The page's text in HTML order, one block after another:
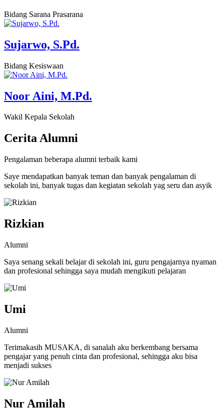
Bidang Sarana Prasarana
Sujarwo, S.Pd.
Bidang Kesiswaan
Noor Aini, M.Pd.
Wakil Kepala Sekolah
CeritaAlumni
Pengalaman beberapa alumni terbaik kami
Saye mendapatkan banyak teman dan banyak pengalaman di
sekolah ini, banyak tugas dan kegiatan sekolah yag seru dan asyik
Rizkian
Alumni
Saya senang sekali belajar di sekolah ini, guru pengajarnya nyaman
dan profesional sehingga saya mudah mengikuti pelajaran
Umi
Alumni
Terimakasih MUSAKA, di sanalah aku berkembang bersama
pengajar yang penuh cinta dan profesional, sehingga aku bisa
menjadi sukses
Nur Amilah